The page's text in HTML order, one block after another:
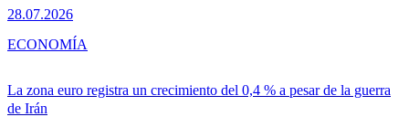
28.07.2026
La zona euro registra un crecimiento del 0,4 % a pesar de la guerra
de Irán
ECONOMÍA